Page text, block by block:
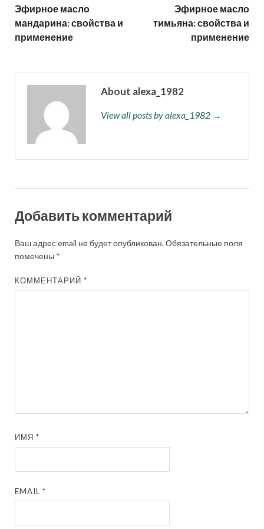
Эфирное масло
мандарина: свойства и
применение
Эфирное масло
тимьяна: свойства и
применение
About alexa_1982
View all posts by alexa_1982 →
Добавить комментарий
Ваш адрес email не будет опубликован.Обязательные поля
помечены *
КОММЕНТАРИЙ*
ИМЯ*
EMAIL*